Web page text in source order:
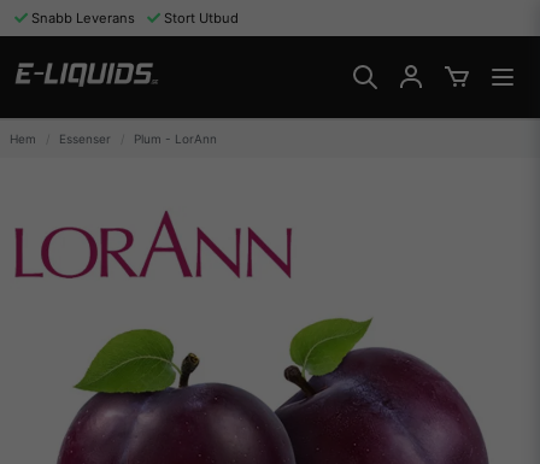
Snabb Leverans Stort Utbud
Hem Essenser Plum - LorAnn